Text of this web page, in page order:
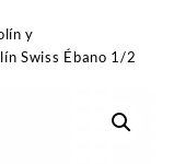
y
Swiss Ébano 1/2